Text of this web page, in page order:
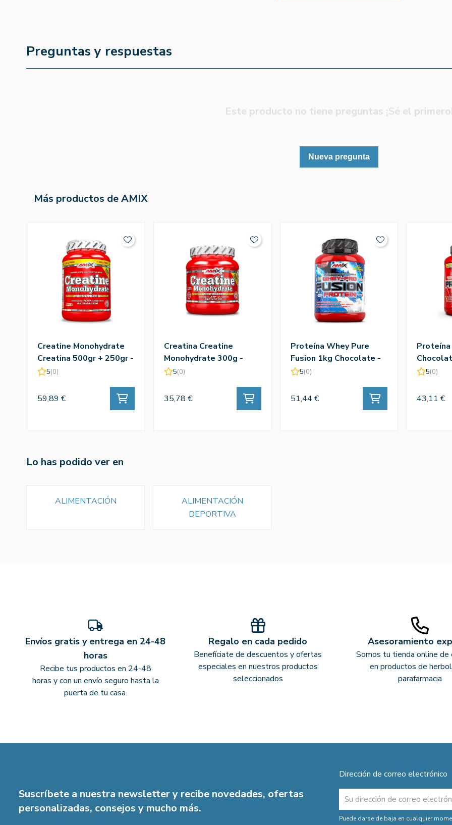
Preguntas y respuestas
Este producto no tiene preguntas ¡Sé el
Nueva pregunta
Más productos de AMIX
Creatine Monohydrate
Creatina 500gr + 250gr -
Amix
5(0)
59,89 €
Creatina Creatine
Monohydrate 300g -
Amix
5(0)
35,78 €
Proteína Whey Pure
Fusion 1kg Chocolate -
Amix
5(0)
51,44 €
5(0)
43,11 €
Lo has podido ver en
ALIMENTACIÓN
ALIMENTACIÓN
DEPORTIVA
Envíos gratis y entrega en 24-48
horas
Recibe tus productos en 24-48
horas y con un envío seguro hasta la
puerta de tu casa.
Regalo en cada pedido
Benefíciate de descuentos y ofertas
especiales en nuestros productos
seleccionados
Asesoramiento
Somos tu tienda online de
en productos de
parafarmacia
Suscríbete a nuestra newsletter y recibe novedades, ofertas
personalizadas, consejos y mucho más.
Dirección de correo electrónico
Puede darse de baja en cualquier